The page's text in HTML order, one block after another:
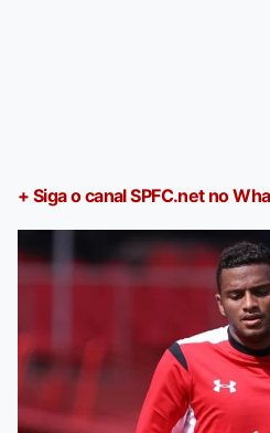
+ Siga o canal SPFC.net no